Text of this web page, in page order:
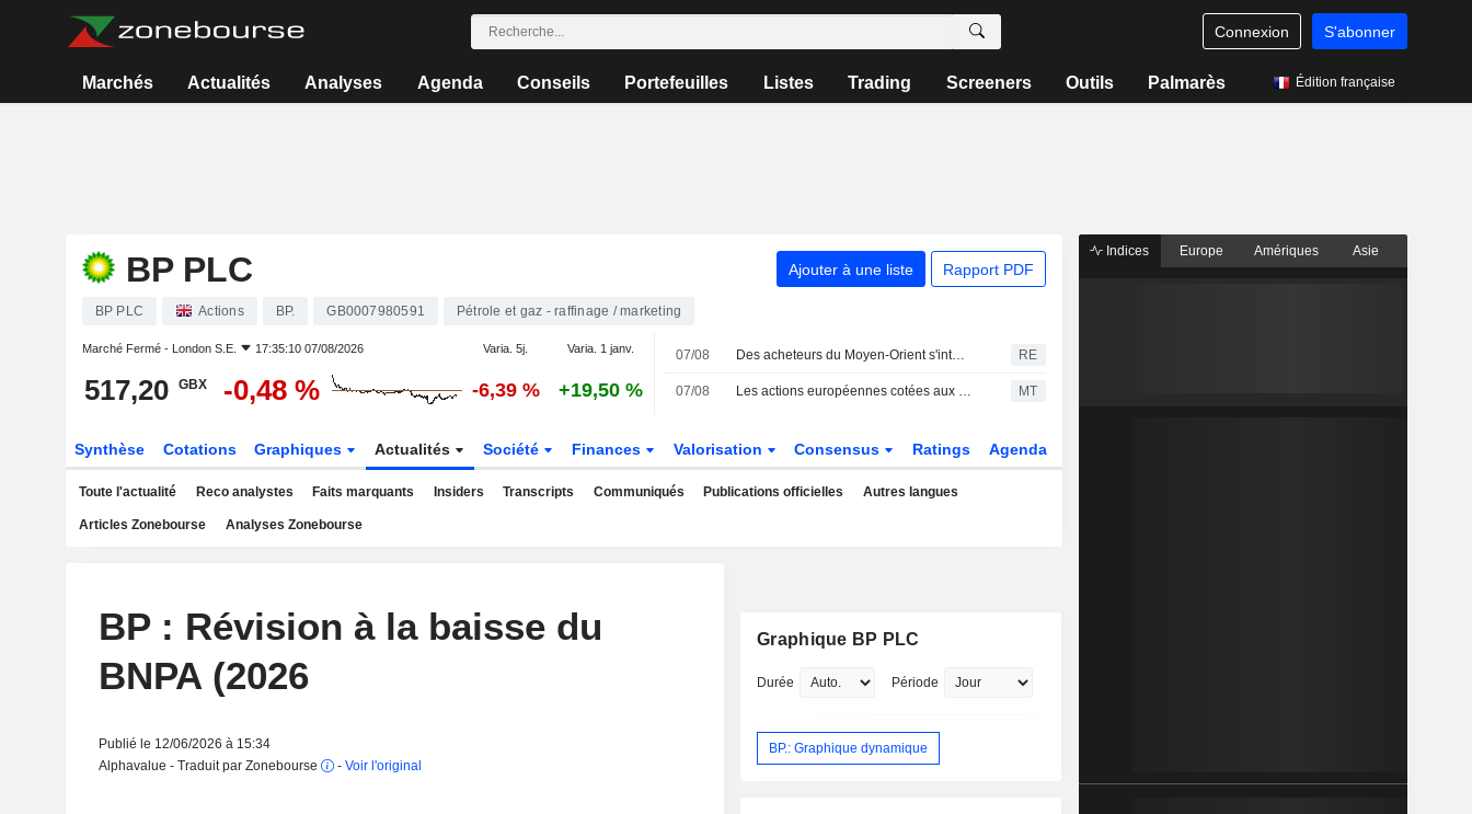
Connexion S'abonner
Marchés Actualités Analyses Agenda Conseils Portefeuilles Listes Trading Screeners Outils Palmarès Édition française
BP PLC Ajouter à une liste Rapport PDF
BP PLC Actions BP. GB0007980591 Pétrole et gaz - raffinage / marketing
Marché Fermé - London S.E. 17:35:10 07/08/2026 Varia. 5j. Varia. 1 janv.
517,20 GBX -0,48 % -6,39 % +19,50 %
07/08 Des acheteurs du Moyen-Orient s'intéressent aux cargaisons de GNL canadien, selon Pacific Energy RE
07/08 Les actions européennes cotées aux États-Unis sous forme d'ADR progressent lors de la séance de vendredi MT
Synthèse Cotations Graphiques Actualités Société Finances Valorisation Consensus Ratings Agenda
Toute l'actualité Reco analystes Faits marquants Insiders Transcripts Communiqués Publications officielles Autres langues
Articles Zonebourse Analyses Zonebourse
BP : Révision à la baisse du
BNPA (2026
Publié le 12/06/2026 à 15:34
Alphavalue - Traduit par Zonebourse
- Voir l'original
Graphique BP PLC
Durée Période
BP.: Graphique dynamique
Indices Europe Amériques Asie